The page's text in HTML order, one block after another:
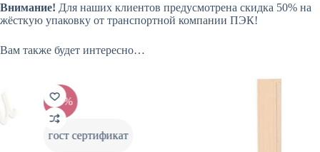
Внимание! Для наших клиентов предусмотрена скидка 50% на
жёсткую упаковку от транспортной компании ПЭК!
Вам также будет интересно…
-20%
гост сертификат